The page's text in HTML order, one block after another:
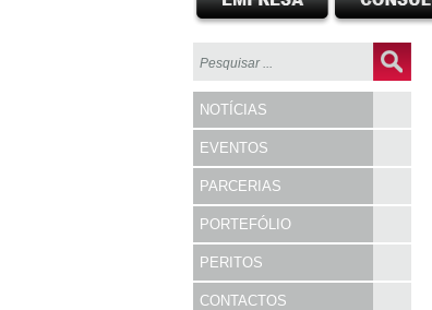
NOTÍCIAS
EVENTOS
PARCERIAS
PORTEFÓLIO
PERITOS
CONTACTOS